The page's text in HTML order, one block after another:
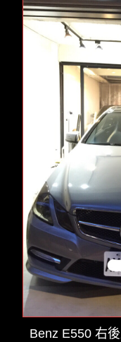
Benz E550 右